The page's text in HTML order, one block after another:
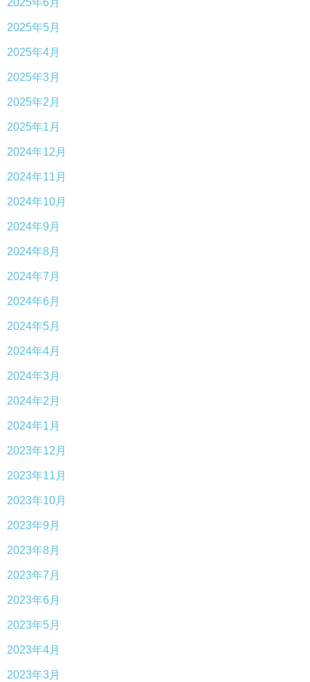
2025年6月
2025年5月
2025年4月
2025年3月
2025年2月
2025年1月
2024年12月
2024年11月
2024年10月
2024年9月
2024年8月
2024年7月
2024年6月
2024年5月
2024年4月
2024年3月
2024年2月
2024年1月
2023年12月
2023年11月
2023年10月
2023年9月
2023年8月
2023年7月
2023年6月
2023年5月
2023年4月
2023年3月